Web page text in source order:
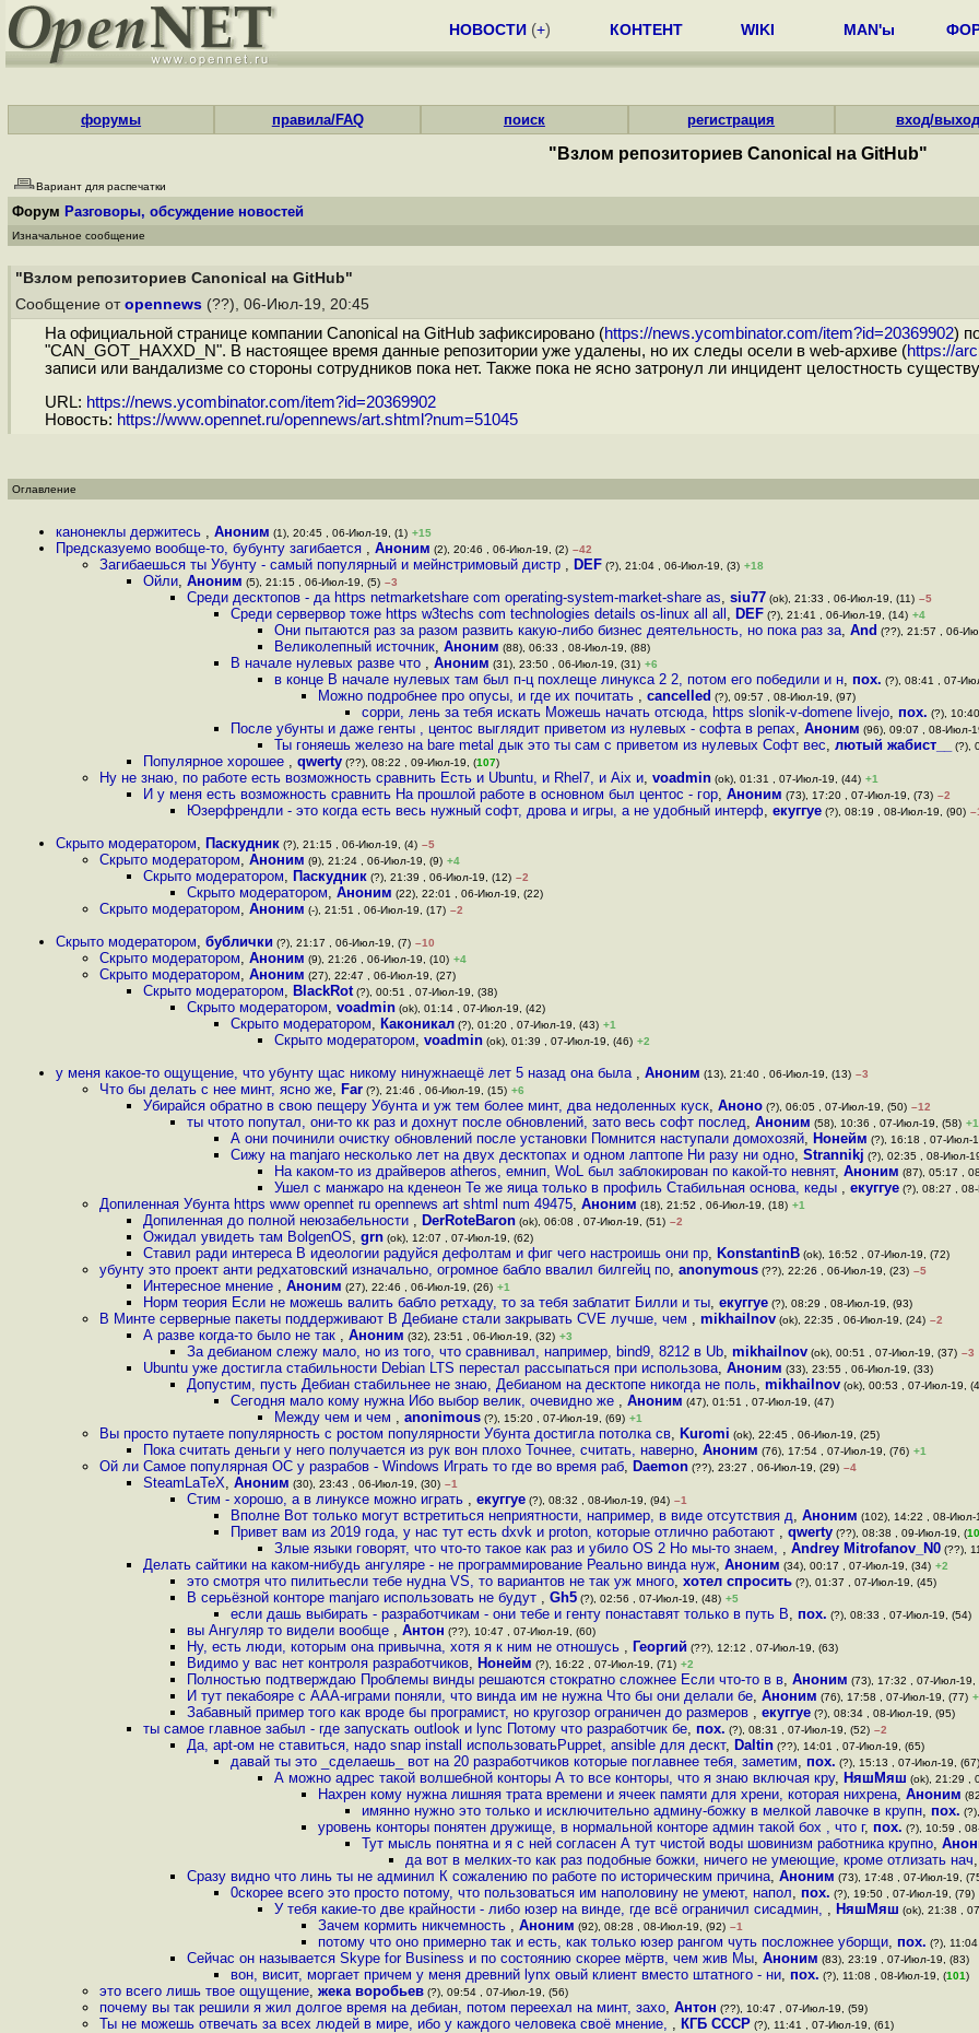
НОВОСТИ (+) КОНТЕНТ WIKI MAN'ы
форумы правила/FAQ поиск регистрация вход/выход
"Взлом репозиториев Canonical на GitHub"
Вариант для распечатки
Форум Разговоры, обсуждение новостей
Изначальное сообщение
"Взлом репозиториев Canonical на GitHub"
Сообщение от opennews (??), 06-Июл-19, 20:45
На официальной странице компании Canonical на GitHub зафиксировано (https://news.ycombinator.com/item?id=20369902)
"CAN_GOT_HAXXD_N". В настоящее время данные репозитории уже удалены, но их следы осели в web-архиве (https://
записи или вандализме со стороны сотрудников пока нет. Также пока не ясно затронул ли инцидент целостность
URL: https://news.ycombinator.com/item?id=20369902
Новость: https://www.opennet.ru/opennews/art.shtml?num=51045
Оглавление
канонеклы держитесь , Аноним (1), 20:45 , 06-Июл-19, (1) +15
Предсказуемо вообще-то, бубунту загибается , Аноним (2), 20:46 , 06-Июл-19, (2) –42
Загибаешься ты Убунту - самый популярный и мейнстримовый дистр , DEF (?), 21:04 , 06-Июл-19, (3) +18
Ойли, Аноним (5), 21:15 , 06-Июл-19, (5) –3
Среди десктопов - да https netmarketshare com operating-system-market-share as, siu77 (ok), 21:33 , 06-Июл-19, (11) –5
Среди сервервор тоже https w3techs com technologies details os-linux all all , DEF (?), 21:41 , 06-Июл-19, (14) +4
Они пытаются раз за разом развить какую-либо бизнес деятельность, но пока раз за, And (??), 21:57 , 06-
Великолепный источник, Аноним (88), 06:33 , 08-Июл-19, (88)
В начале нулевых разве что , Аноним (31), 23:50 , 06-Июл-19, (31) +6
в конце В начале нулевых там был п-ц похлеще линукса 2 2, потом его победили и н, пох. (?), 08:41 , 07-
Можно подробнее про опусы, и где их почитать , cancelled (?), 09:57 , 08-Июл-19, (97)
сорри, лень за тебя искать Можешь начать отсюда, https slonik-v-domene livejo, пох. (?),
После убунты и даже генты , центос выглядит приветом из нулевых - софта в репах, Аноним (96), 09:07 , 08-Июл-
Ты гоняешь железо на bare metal дык это ты сам с приветом из нулевых Софт вес, лютый жабист__ (?),
Популярное хорошее , qwerty (??), 08:22 , 09-Июл-19, (107)
Ну не знаю, по работе есть возможность сравнить Есть и Ubuntu, и Rhel7, и Aix и, voadmin (ok), 01:31 , 07-Июл-19, (44) +1
И у меня есть возможность сравнить На прошлой работе в основном был центос - гор, Аноним (73), 17:20 , 07-Июл-19, (73) –2
Юзерфрендли - это когда есть весь нужный софт, дрова и игры, а не удобный интерф, екуггуе (?), 08:19 , 08-Июл-19, (90)
Скрыто модератором, Паскудник (?), 21:15 , 06-Июл-19, (4) –5
Скрыто модератором, Аноним (9), 21:24 , 06-Июл-19, (9) +4
Скрыто модератором, Паскудник (?), 21:39 , 06-Июл-19, (12) –2
Скрыто модератором, Аноним (22), 22:01 , 06-Июл-19, (22)
Скрыто модератором, Аноним (-), 21:51 , 06-Июл-19, (17) –2
Скрыто модератором, бублички (?), 21:17 , 06-Июл-19, (7) –10
Скрыто модератором, Аноним (9), 21:26 , 06-Июл-19, (10) +4
Скрыто модератором, Аноним (27), 22:47 , 06-Июл-19, (27)
Скрыто модератором, BlackRot (?), 00:51 , 07-Июл-19, (38)
Скрыто модератором, voadmin (ok), 01:14 , 07-Июл-19, (42)
Скрыто модератором, Каконикал (?), 01:20 , 07-Июл-19, (43) +1
Скрыто модератором, voadmin (ok), 01:39 , 07-Июл-19, (46) +2
у меня какое-то ощущение, что убунту щас никому нинужнаещё лет 5 назад она была , Аноним (13), 21:40 , 06-Июл-19, (13) –3
Что бы делать с нее минт, ясно же, Far (?), 21:46 , 06-Июл-19, (15) +6
Убирайся обратно в свою пещеру Убунта и уж тем более минт, два недоленных куск, Аноно (?), 06:05 , 07-Июл-19, (50) –12
ты чтото попутал, они-то кк раз и дохнут после обновлений, зато весь софт послед, Аноним (58), 10:36 , 07-Июл-19, (58) +1
А они починили очистку обновлений после установки Помнится наступали домохозяй, Нонейм (?), 16:18 , 07-Июл-
Сижу на manjaro несколько лет на двух десктопах и одном лаптопе Ни разу ни одно, Strannikj (?), 02:35 , 08-Июл-
На каком-то из драйверов atheros, емнип, WoL был заблокирован по какой-то невнят, Аноним (87), 05:17 ,
Ушел с манжаро на кденеон Те же яица только в профиль Стабильная основа, кеды , екуггуе (?), 08:27 ,
Допиленная Убунта https www opennet ru opennews art shtml num 49475, Аноним (18), 21:52 , 06-Июл-19, (18) +1
Допиленная до полной неюзабельности , DerRoteBaron (ok), 06:08 , 07-Июл-19, (51) –2
Ожидал увидеть там BolgenOS, grn (ok), 12:07 , 07-Июл-19, (62)
Ставил ради интереса В идеологии радуйся дефолтам и фиг чего настроишь они пр, KonstantinB (ok), 16:52 , 07-Июл-19, (72)
убунту это проект анти редхатовский изначально, огромное бабло ввалил билгейц по, anonymous (??), 22:26 , 06-Июл-19, (23) –5
Интересное мнение , Аноним (27), 22:46 , 06-Июл-19, (26) +1
Норм теория Если не можешь валить бабло ретхаду, то за тебя заблатит Билли и ты, екуггуе (?), 08:29 , 08-Июл-19, (93)
В Минте серверные пакеты поддерживают В Дебиане стали закрывать CVE лучше, чем , mikhailnov (ok), 22:35 , 06-Июл-19, (24) –2
А разве когда-то было не так , Аноним (32), 23:51 , 06-Июл-19, (32) +3
За дебианом слежу мало, но из того, что сравнивал, например, bind9, 8212 в Ub, mikhailnov (ok), 00:51 , 07-Июл-19, (37) –3
Ubuntu уже достигла стабильности Debian LTS перестал рассыпаться при использова, Аноним (33), 23:55 , 06-Июл-19, (33)
Допустим, пусть Дебиан стабильнее не знаю, Дебианом на десктопе никогда не поль, mikhailnov (ok), 00:53 , 07-Июл-19,
Сегодня мало кому нужна Ибо выбор велик, очевидно же , Аноним (47), 01:51 , 07-Июл-19, (47)
Между чем и чем , anonimous (?), 15:20 , 07-Июл-19, (69) +1
Вы просто путаете популярность с ростом популярности Убунта достигла потолка св, Kuromi (ok), 22:45 , 06-Июл-19, (25)
Пока считать деньги у него получается из рук вон плохо Точнее, считать, наверно, Аноним (76), 17:54 , 07-Июл-19, (76) +1
Ой ли Самое популярная ОС у разрабов - Windows Играть то где во время раб, Daemon (??), 23:27 , 06-Июл-19, (29) –4
SteamLaTeX, Аноним (30), 23:43 , 06-Июл-19, (30) –1
Стим - хорошо, а в линуксе можно играть , екуггуе (?), 08:32 , 08-Июл-19, (94) –1
Вполне Вот только могут встретиться неприятности, например, в виде отсутствия д, Аноним (102), 14:22 , 08-Июл-
Привет вам из 2019 года, у нас тут есть dxvk и proton, которые отлично работают , qwerty (??), 08:38 , 09-Июл-19, (
Злые языки говорят, что что-то такое как раз и убило OS 2 Но мы-то знаем, , Andrey Mitrofanov_N0 (??),
Делать сайтики на каком-нибудь ангуляре - не программирование Реально винда нуж, Аноним (34), 00:17 , 07-Июл-19, (34) +2
это смотря что пилитьесли тебе нудна VS, то вариантов не так уж много, хотел спросить (?), 01:37 , 07-Июл-19, (45)
В серьёзной конторе manjaro использовать не будут , Gh5 (?), 02:56 , 07-Июл-19, (48) +5
если дашь выбирать - разработчикам - они тебе и генту понаставят только в путь В, пох. (?), 08:33 , 07-Июл-19, (54)
вы Ангуляр то видели вообще , Антон (??), 10:47 , 07-Июл-19, (60)
Ну, есть люди, которым она привычна, хотя я к ним не отношусь , Георгий (??), 12:12 , 07-Июл-19, (63)
Видимо у вас нет контроля разработчиков, Нонейм (?), 16:22 , 07-Июл-19, (71) +2
Полностью подтверждаю Проблемы винды решаются стократно сложнее Если что-то в в, Аноним (73), 17:32 , 07-Июл-19,
И тут пекабояре с AAA-играми поняли, что виндa им не нужна Что бы они делали бе, Аноним (76), 17:58 , 07-Июл-19, (77)
Забавный пример того как вроде бы програмист, но кругозор ограничен до размеров , екуггуе (?), 08:34 , 08-Июл-19, (95)
ты самое главное забыл - где запускать outlook и lync Потому что разработчик бе, пох. (?), 08:31 , 07-Июл-19, (52) –2
Да, apt-ом не ставиться, надо snap install использоватьPuppet, ansible для дескт, Daltin (??), 14:01 , 07-Июл-19, (65)
давай ты это _сделаешь_ вот на 20 разработчиков которые поглавнее тебя, заметим, пох. (?), 15:13 , 07-Июл-19, (67)
А можно адрес такой волшебной конторы А то все конторы, что я знаю включая кру, НяшМяш (ok), 21:29 ,
Нахрен кому нужна лишняя трата времени и ячеек памяти для хрени, которая нихрена, Аноним
имянно нужно это только и исключительно админу-божку в мелкой лавочке в крупн, пох.
уровень конторы понятен дружище, в нормальной конторе админ такой бох , что г, пох. (?), 10:59 ,
Тут мысль понятна и я с ней согласен А тут чистой воды шовинизм работника крупно,
да вот в мелких-то как раз подобные божки, ничего не умеющие, кроме отлизать нач,
Сразу видно что линь ты не админил К сожалению по работе по историческим причина, Аноним (73), 17:48 , 07-Июл-19,
0скорее всего это просто потому, что пользоваться им наполовину не умеют, напол, пох. (?), 19:50 , 07-Июл-19, (79)
У тебя какие-то две крайности - либо юзер на винде, где всё ограничил сисадмин, , НяшМяш (ok), 21:38 ,
Зачем кормить никчемность , Аноним (92), 08:28 , 08-Июл-19, (92) –1
потому что оно примерно так и есть, как только юзер рангом чуть посложнее уборщи, пох. (?),
Сейчас он называется Skype for Business и по состоянию скорее мёртв, чем жив Мы, Аноним (83), 23:19 , 07-Июл-19, (83)
вон, висит, моргает причем у меня древний lynx овый клиент вместо штатного - ни, пох. (?), 11:08 , 08-Июл-19, (101)
это всего лишь твое ощущение, жека воробьев (?), 09:54 , 07-Июл-19, (56)
почему вы так решили я жил долгое время на дебиан, потом переехал на минт, захо, Антон (??), 10:47 , 07-Июл-19, (59)
Ты не можешь отвечать за всех людей в мире, ибо у каждого человека своё мнение, , КГБ СССР (?), 11:41 , 07-Июл-19, (61)